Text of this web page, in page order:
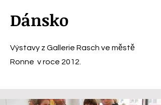
Dánsko
Výstavy z Gallerie Rasch ve městě
Ronne v roce 2012.